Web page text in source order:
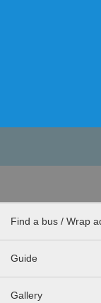
Find a bus / Wrap
Guide
Gallery